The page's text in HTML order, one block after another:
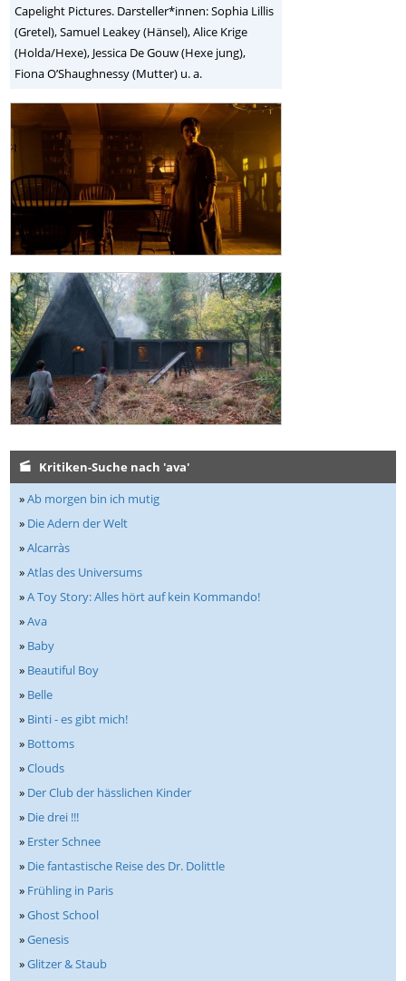
Capelight Pictures. Darsteller*innen: Sophia Lillis
(Gretel), Samuel Leakey (Hänsel), Alice Krige
(Holda/Hexe), Jessica De Gouw (Hexe jung),
Fiona O’Shaughnessy (Mutter) u. a.
Kritiken-Suche nach 'ava'
»Ab morgen bin ich mutig
» Die Adern der Welt
»Alcarràs
»Atlas des Universums
»A Toy Story: Alles hört auf kein Kommando!
»Ava
» Baby
» Beautiful Boy
» Belle
» Binti - es gibt mich!
» Bottoms
»Clouds
» Der Club der hässlichen Kinder
» Die drei !!!
» Erster Schnee
» Die fantastische Reise des Dr. Dolittle
» Frühling in Paris
»Ghost School
»Genesis
»Glitzer & Staub